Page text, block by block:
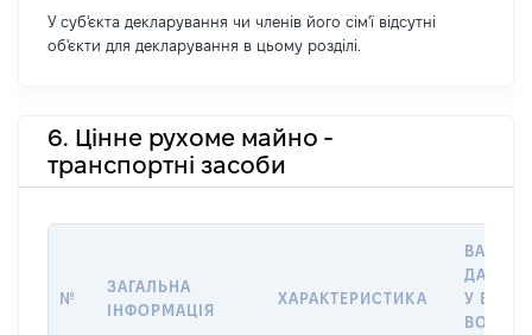
У суб'єкта декларування чи членів його сім'ї відсутні
об'єкти для декларування в цьому розділі.
6. Цінне рухоме майно -
транспортні засоби
№
ЗАГАЛЬНА
ІНФОРМАЦІЯ
ХАРАКТЕРИСТИКА
ДАТУ
У